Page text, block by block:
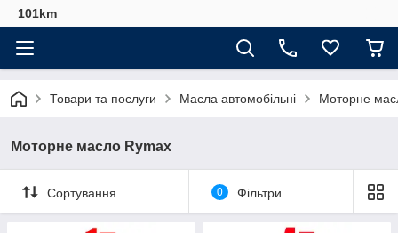
101km
Товари та послуги Масла автомобільні Моторне
Моторне масло Rymax
Сортування 0 Фільтри